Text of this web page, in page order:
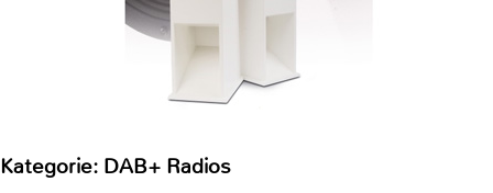
Kategorie: DAB+ Radios